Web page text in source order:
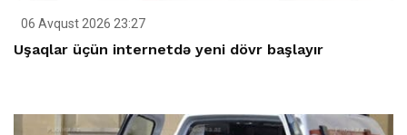
06 Avqust 2026 23:27
Uşaqlar üçün internetdə yeni dövr başlayır